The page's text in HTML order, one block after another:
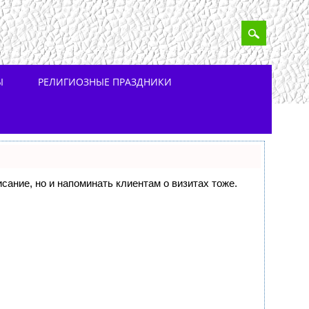
РЕЛИГИОЗНЫЕ ПРАЗДНИКИ
но и напоминать клиентам о визитах тоже.